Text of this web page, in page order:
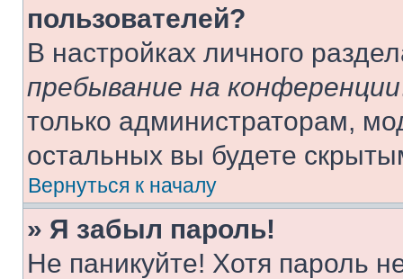
пользователей?
В настройках личного
пребывание на конференции
только администраторам,
остальных вы будете
Вернуться к началу
» Я забыл пароль!
Не паникуйте! Хотя пароль